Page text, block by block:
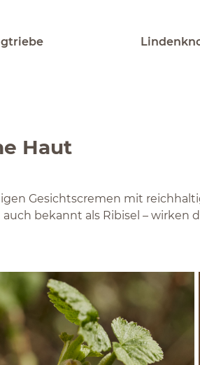
Haut
Gesichtscremen mit
bekannt als Ribisel –